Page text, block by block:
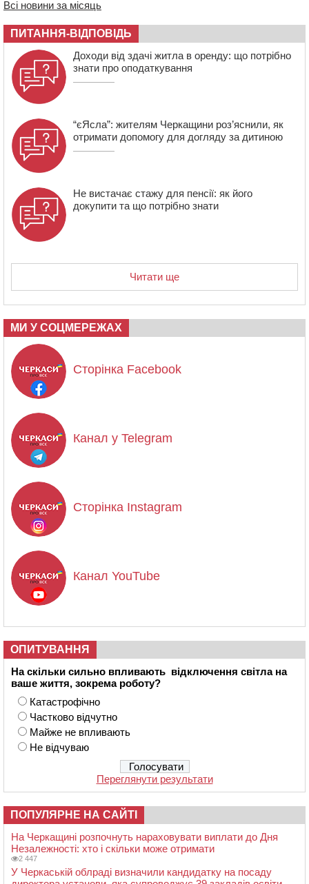
13:27 На Звенигородщині чоловік до смерті побив 82-
річного односельця
12:57 У Черкасах СБУ викрила прокремлівську
агітаторку, яка закликала до захоплення України
Всі новини за місяць
ПИТАННЯ-ВІДПОВІДЬ
Доходи від здачі житла в оренду: що потрібно
знати про оподаткування
“єЯсла”: жителям Черкащини роз’яснили, як
отримати допомогу для догляду за дитиною
Не вистачає стажу для пенсії: як його
докупити та що потрібно знати
Читати ще
МИ У СОЦМЕРЕЖАХ
Сторінка Facebook
Канал у Telegram
Сторінка Instagram
Канал YouTube
ОПИТУВАННЯ
На скільки сильно впливають відключення світла на
ваше життя, зокрема роботу?
Катастрофічно
Частково відчутно
Майже не впливають
Не відчуваю
Переглянути результати
ПОПУЛЯРНЕ НА САЙТІ
На Черкащині розпочнуть нараховувати виплати до Дня
Незалежності: хто і скільки може отримати
2 447
У Черкаській облраді визначили кандидатку на посаду